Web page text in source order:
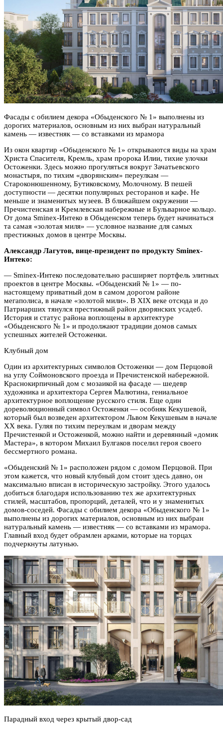
Фасады с обилием декора «Обыденского № 1» выполнены из
дорогих материалов, основным из них выбран натуральный
камень — известняк — со вставками из мрамора
Из окон квартир «Обыденского № 1» открываются виды на храм
Христа Спасителя, Кремль, храм пророка Илии, тихие улочки
Остоженки. Здесь можно прогуляться вокруг Зачатьевского
монастыря, по тихим «дворянским» переулкам —
Староконюшенному, Бутиковскому, Молочному. В пешей
доступности — десятки популярных ресторанов и кафе. Не
меньше и знаменитых музеев. В ближайшем окружении —
Пречистенская и Кремлевская набережные и Бульварное кольцо.
От дома Sminex-Интеко в Обыденском теперь будет начинаться
та самая «золотая миля» — условное название для самых
престижных домов в центре Москвы.
Александр Лагутов, вице-президент по продукту Sminex-
Интеко:
— Sminex-Интеко последовательно расширяет портфель элитных
проектов в центре Москвы. «Обыденский № 1» — по-
настоящему приватный дом в самом дорогом районе
мегаполиса, в начале «золотой мили». В XIX веке отсюда и до
Патриарших тянулся престижный район дворянских усадеб.
История и статус района воплощены в архитектуре
«Обыденского № 1» и продолжают традиции домов самых
успешных жителей Остоженки.
Клубный дом
Один из архитектурных символов Остоженки — дом Перцовой
на углу Соймоновского проезда и Пречистенской набережной.
Краснокирпичный дом с мозаикой на фасаде — шедевр
художника и архитектора Сергея Малютина, гениальное
архитектурное воплощение русского стиля. Еще один
дореволюционный символ Остоженки — особняк Кекушевой,
который был возведен архитектором Львом Кекушевым в начале
XX века. Гуляя по тихим переулкам и дворам между
Пречистенкой и Остоженкой, можно найти и деревянный «домик
Мастера», в котором Михаил Булгаков поселил героя своего
бессмертного романа.
«Обыденский № 1» расположен рядом с домом Перцовой. При
этом кажется, что новый клубный дом стоит здесь давно, он
максимально вписан в историческую застройку. Этого удалось
добиться благодаря использованию тех же архитектурных
стилей, масштабов, пропорций, деталей, что и у знаменитых
домов-соседей. Фасады с обилием декора «Обыденского № 1»
выполнены из дорогих материалов, основным из них выбран
натуральный камень — известняк — со вставками из мрамора.
Главный вход будет обрамлен арками, которые на торцах
подчеркнуты латунью.
Парадный вход через крытый двор-сад